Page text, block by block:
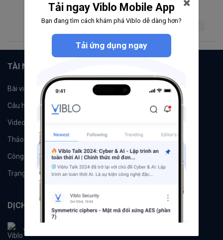
Buying Old Gmail Accounts gmail
Old Gmail Accounts
TÀI NGUYÊN
Bài viết Tổ chức
Câu hỏi
Videos
Thảo luận Đề xuất hệ thống
Công cụ Machine Learning
Trạng thái hệ thống
DỊCH VỤ
Viblo
Tải ngay Viblo Mobile App
Bạn đang tìm cách khám phá Viblo dễ dàng hơn?
Tải ứng dụng ngay